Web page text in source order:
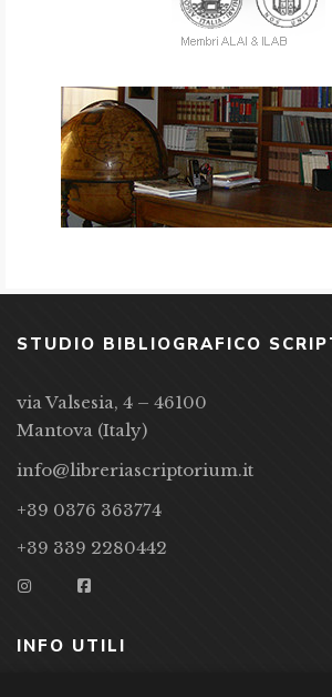
STUDIO BIBLIOGRAFICO
via Valsesia, 4 – 46100
Mantova (Italy)
info@libreriascriptorium.it
+39 0376 363774
+39 339 2280442
INFO UTILI